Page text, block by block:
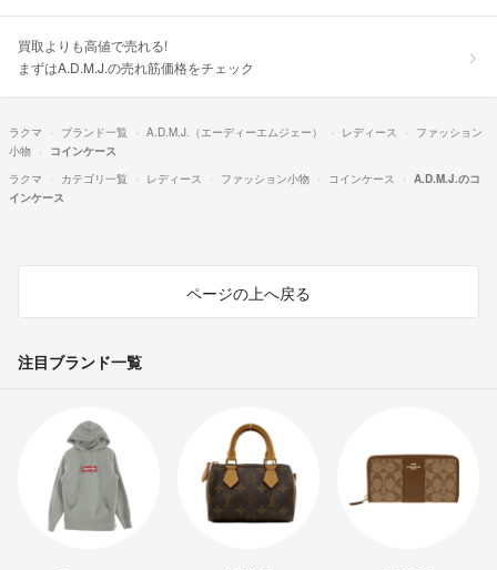
買取よりも高値で売れる!
まずはA.D.M.J.の売れ筋価格をチェック
ラクマ ブランド一覧 A.D.M.J.（エーディーエムジェー） レディース
ファッション
小物
コインケース
ラクマ
カテゴリ一覧 レディース ファッション小物 コインケース
A.D.M.J.のコ
インケース
ページの上へ戻る
注目ブランド一覧